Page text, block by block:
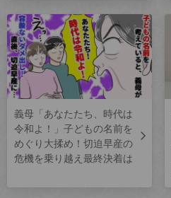
義母「あなたたち、時代は
令和よ！」子どもの名前を
めぐり大揉め！切迫早産の
危機を乗り越え最終決着は